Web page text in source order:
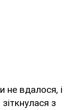
не вдалося, і
з